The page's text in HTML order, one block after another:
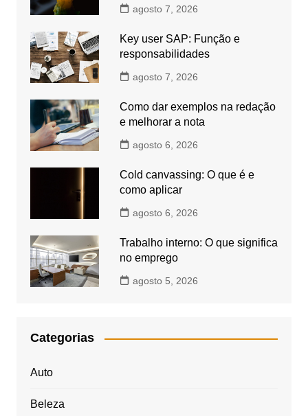
agosto 7, 2026
Key user SAP: Função e
responsabilidades
agosto 7, 2026
Como dar exemplos na redação
e melhorar a nota
agosto 6, 2026
Cold canvassing: O que é e
como aplicar
agosto 6, 2026
Trabalho interno: O que significa
no emprego
agosto 5, 2026
Categorias
Auto
Beleza